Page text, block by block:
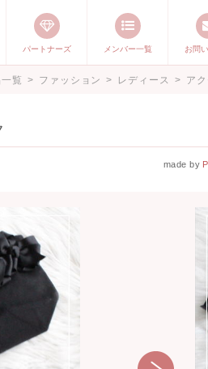
テージ ママステ
パートナーズ メンバー一覧 お問
覧 > ファッション > レディース > ア
made by